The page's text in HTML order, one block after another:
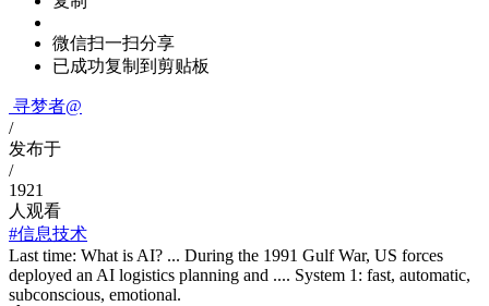
微信扫一扫分享
已成功复制到剪贴板
寻梦者@
/
发布于
/
1921
人观看
#信息技术
Last time: What is AI? ... During the 1991 Gulf War, US forces
deployed an AI logistics planning and .... System 1: fast, automatic,
subconscious, emotional.